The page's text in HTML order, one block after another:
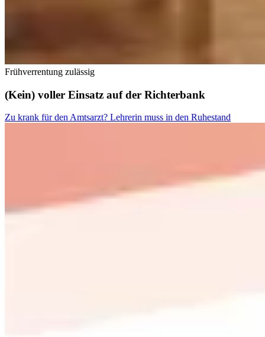
Frühverrentung zulässig
(Kein) vol­ler Ein­satz auf der Rich­ter­bank
Zu krank für den Amtsarzt? Lehrerin muss in den Ruhestand